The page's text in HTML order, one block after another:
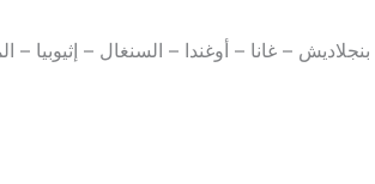
– غانا – أوغندا – السنغال – إثيوبيا –